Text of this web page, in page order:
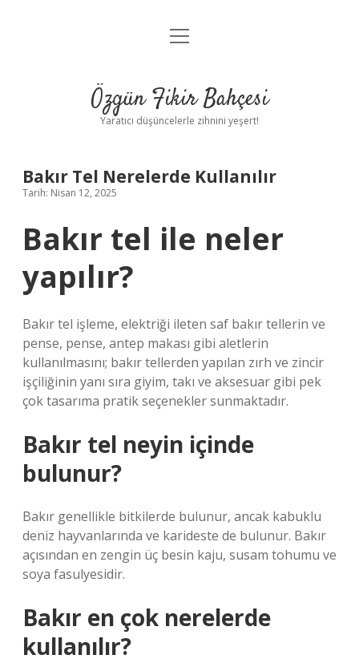
Anasayfa
Yasal Uyarı
menüyü
Özgün Fikir Bahçesi
Yaratıcı düşüncelerle zihnini yeşert!
Bakır Tel Nerelerde Kullanılır
Tarih: Nisan 12, 2025
Bakır tel ile neler
yapılır?
Bakır tel işleme, elektriği ileten saf bakır tellerin ve
pense, pense, antep makası gibi aletlerin
kullanılmasını; bakır tellerden yapılan zırh ve zincir
işçiliğinin yanı sıra giyim, takı ve aksesuar gibi pek
çok tasarıma pratik seçenekler sunmaktadır.
Bakır tel neyin içinde
bulunur?
Bakır genellikle bitkilerde bulunur, ancak kabuklu
deniz hayvanlarında ve karideste de bulunur. Bakır
açısından en zengin üç besin kaju, susam tohumu ve
soya fasulyesidir.
Bakır en çok nerelerde
kullanılır?